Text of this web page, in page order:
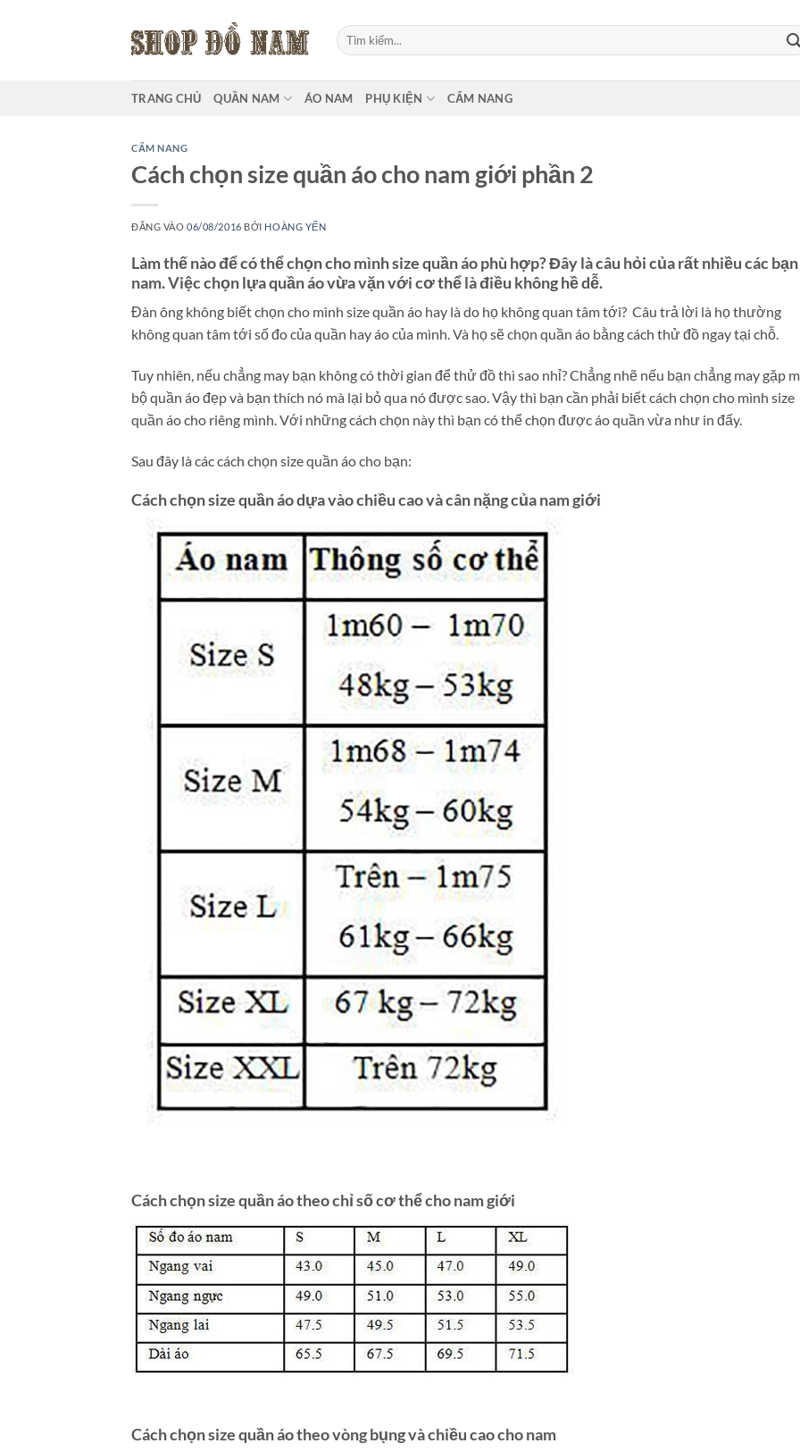
Tìm
kiếm:
TRANG CHỦ QUẦN NAM ÁO NAM PHỤ KIỆN CẨM NANG
CẨM NANG
Cách chọn size quần áo cho nam giới phần 2
ĐĂNG VÀO06/08/2016 BỞI HOÀNG YẾN
Làm thế nào để có thể chọn cho mình size quần áo phù hợp? Đây là câu hỏi của rất nhiều các bạn
nam. Việc chọn lựa quần áo vừa vặn với cơ thể là điều không hề dễ.
Đàn ông không biết chọn cho mình size quần áo hay là do họ không quan tâm tới? Câu trả lời là họ thường
không quan tâm tới số đo của quần hay áo của mình. Và họ sẽ chọn quần áo bằng cách thử đồ ngay tại chỗ.
Tuy nhiên, nếu chẳng may bạn không có thời gian để thử đồ thì sao nhỉ? Chẳng nhẽ nếu bạn chẳng may gặp
bộ quần áo đẹp và bạn thích nó mà lại bỏ qua nó được sao. Vậy thì bạn cần phải biết cách chọn cho mình size
quần áo cho riêng mình. Với những cách chọn này thì bạn có thể chọn được áo quần vừa như in đấy.
Sau đây là các cách chọn size quần áo cho bạn:
Cách chọn size quần áo dựa vào chiều cao và cân nặng của nam giới
Cách chọn size quần áo theo chỉ số cơ thể cho nam giới
Cách chọn size quần áo theo vòng bụng và chiều cao cho nam